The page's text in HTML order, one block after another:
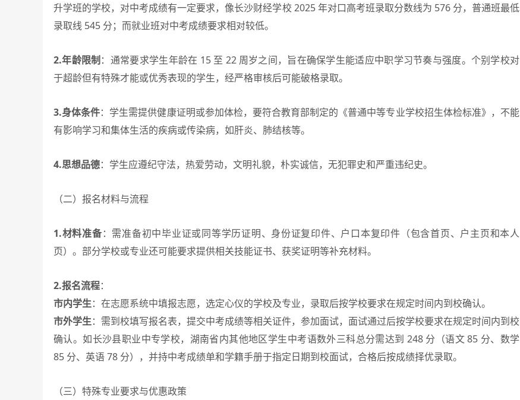
升学班的学校，对中考成绩有一定要求，像长沙财经学校 2025 年对口高考班录取分数线为 576 分，普通班最低
录取线 545 分；而就业班对中考成绩要求相对较低。
2.年龄限制：通常要求学生年龄在 15 至 22 周岁之间，旨在确保学生能适应中职学习节奏与强度。个别学校对
于超龄但有特殊才能或优秀表现的学生，经严格审核后可能破格录取。
3.身体条件：学生需提供健康证明或参加体检，要符合教育部制定的《普通中等专业学校招生体检标准》，不能
有影响学习和集体生活的疾病或传染病，如肝炎、肺结核等。
4.思想品德：学生应遵纪守法，热爱劳动，文明礼貌，朴实诚信，无犯罪史和严重违纪史。
（二）报名材料与流程
1.材料准备：需准备初中毕业证或同等学历证明、身份证复印件、户口本复印件（包含首页、户主页和本人
页）。部分学校或专业还可能要求提供相关技能证书、获奖证明等补充材料。
2.报名流程：
市内学生：在志愿系统中填报志愿，选定心仪的学校及专业，录取后按学校要求在规定时间内到校确认。
市外学生：需到校填写报名表，提交中考成绩等相关证件，参加面试，面试通过后按学校要求在规定时间内到校
确认。如长沙县职业中专学校，湖南省内其他地区学生中考语数外三科总分需达到 248 分（语文 85 分、数学
85 分、英语 78 分），并持中考成绩单和学籍手册于指定日期到校面试，合格后按成绩择优录取。
（三）特殊专业要求与优惠政策